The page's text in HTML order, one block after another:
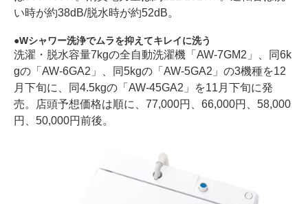
い時が約38dB/脱水時が約52dB。
Wシャワー洗浄でムラを抑えてキレイに洗う
洗濯・脱水容量7kgの全自動洗濯機「AW-7GM2」、同6k
gの「AW-6GA2」、同5kgの「AW-5GA2」の3機種を12
月下旬に、同4.5kgの「AW-45GA2」を11月下旬に発
売。店頭予想価格は順に、77,000円、66,000円、58,000
円、50,000円前後。